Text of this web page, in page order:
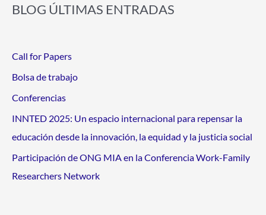
BLOG ÚLTIMAS ENTRADAS
Call for Papers
Bolsa de trabajo
Conferencias
INNTED 2025: Un espacio internacional para repensar la
educación desde la innovación, la equidad y la justicia social
Participación de ONG MIA en la Conferencia Work-Family
Researchers Network